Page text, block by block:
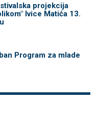
projekcija
Ivice Matića 13.
Program za mlade